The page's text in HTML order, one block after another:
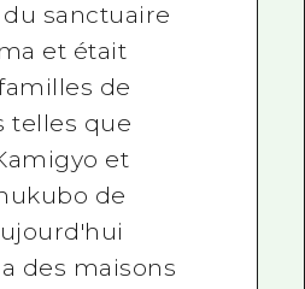
sanctuaire
et était
de
telles que
et
de
des maisons